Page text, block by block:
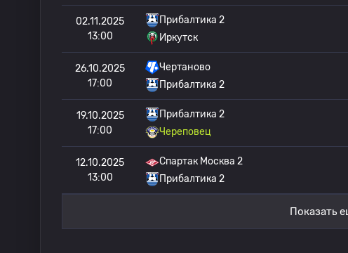
02.11.2025
13:00
Прибалтика 2
Иркутск
26.10.2025
17:00
Чертаново
Прибалтика 2
19.10.2025
17:00
Прибалтика 2
Череповец
12.10.2025
13:00
Спартак Москва 2
Прибалтика 2
Показать